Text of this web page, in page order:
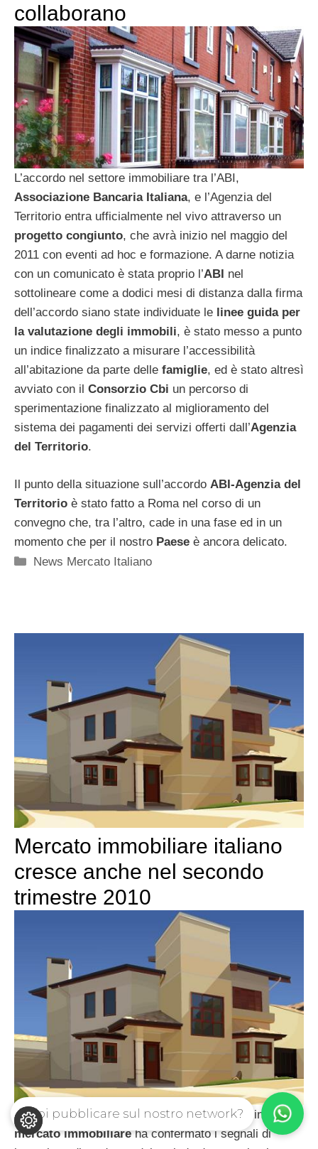
collaborano
L’accordo nel settore immobiliare tra l’ABI,
Associazione Bancaria Italiana, e l’Agenzia del
Territorio entra ufficialmente nel vivo attraverso un
progetto congiunto, che avrà inizio nel maggio del
2011 con eventi ad hoc e formazione. A darne notizia
con un comunicato è stata proprio l’ABI nel
sottolineare come a dodici mesi di distanza dalla firma
dell’accordo siano state individuate le linee guida per
la valutazione degli immobili, è stato messo a punto
un indice finalizzato a misurare l’accessibilità
all’abitazione da parte delle famiglie, ed è stato altresì
avviato con il Consorzio Cbi un percorso di
sperimentazione finalizzato al miglioramento del
sistema dei pagamenti dei servizi offerti dall’Agenzia
del Territorio.
Il punto della situazione sull’accordo ABI-Agenzia del
Territorio è stato fatto a Roma nel corso di un
convegno che, tra l’altro, cade in una fase ed in un
momento che per il nostro Paese è ancora delicato.
Categorie
News Mercato Italiano
Mercato immobiliare italiano
cresce anche nel secondo
trimestre 2010
Anche per il secondo trimestre di quest’anno in Italia il
mercato immobiliareha confermato i segnali di
Vuoi pubblicare sul nostro network?